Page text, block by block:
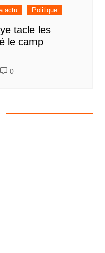
actu Politique
tacle les
le camp
0